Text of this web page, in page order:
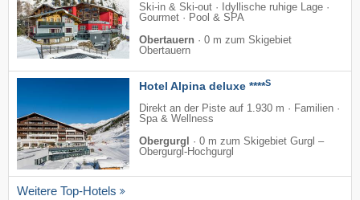
Ski-in & Ski-out · Idyllische ruhige Lage ·
Gourmet · Pool & SPA
Obertauern · 0 m zum Skigebiet
Obertauern
Hotel Alpina deluxe ****S
Direkt an der Piste auf 1.930 m · Familien ·
Spa & Wellness
Obergurgl
· 0 m zum Skigebiet Gurgl –
Obergurgl-Hochgurgl
Weitere Top-Hotels